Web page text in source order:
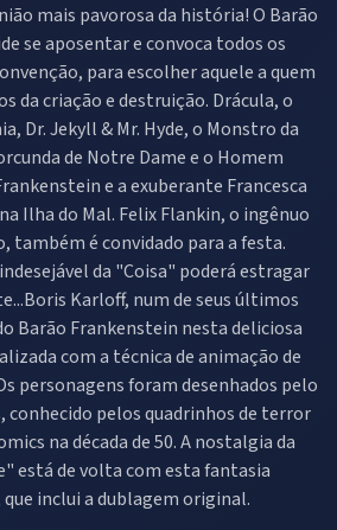
mais pavorosa da história! O Barão
se aposentar e convoca todos os
para escolher aquele a quem
da criação e destruição. Drácula, o
Dr. Jekyll & Mr. Hyde, o Monstro da
de Notre Dame e o Homem
e a exuberante Francesca
Ilha do Mal. Felix Flankin, o ingênuo
também é convidado para a festa.
da "Coisa" poderá estragar
Karloff, num de seus últimos
Barão Frankenstein nesta deliciosa
com a técnica de animação de
personagens foram desenhados pelo
conhecido pelos quadrinhos de terror
na década de 50. A nostalgia da
está de volta com esta fantasia
inclui a dublagem original.